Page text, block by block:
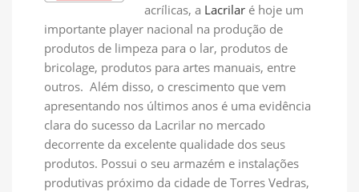
acrílicas, a Lacrilar é hoje um
importante player nacional na produção de
produtos de limpeza para o lar, produtos de
bricolage, produtos para artes manuais, entre
outros. Além disso, o crescimento que vem
apresentando nos últimos anos é uma evidência
clara do sucesso da Lacrilar no mercado
decorrente da excelente qualidade dos seus
produtos. Possui o seu armazém e instalações
produtivas próximo da cidade de Torres Vedras,